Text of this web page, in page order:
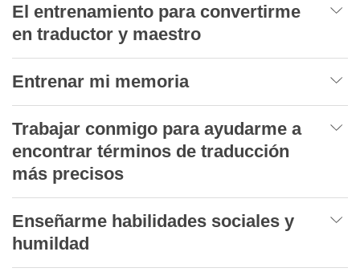
El entrenamiento para convertirme
en traductor y maestro
Entrenar mi memoria
Trabajar conmigo para ayudarme a
encontrar términos de traducción
más precisos
Enseñarme habilidades sociales y
humildad